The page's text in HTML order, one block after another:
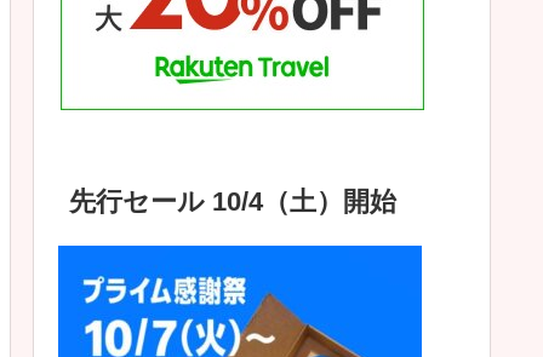
先行セール 10/4（土）開始